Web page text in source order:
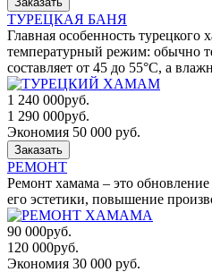
ТУРЕЦКАЯ БАНЯ
Главная особенность
температурный режим: обычно
составляет от 45 до 55°C, а
1 240 000руб.
1 290 000руб.
Экономия 50 000 руб.
Заказать
РЕМОНТ
Ремонт хамама – это
его эстетики, повышение
90 000руб.
120 000руб.
Экономия 30 000 руб.